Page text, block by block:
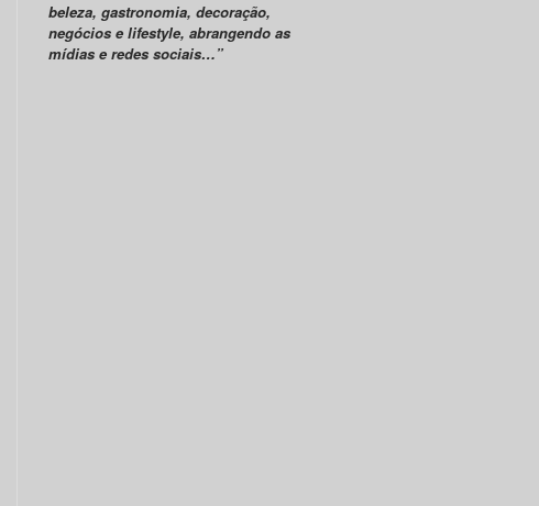
beleza, gastronomia, decoração,
negócios e lifestyle, abrangendo as
mídias e redes sociais…”